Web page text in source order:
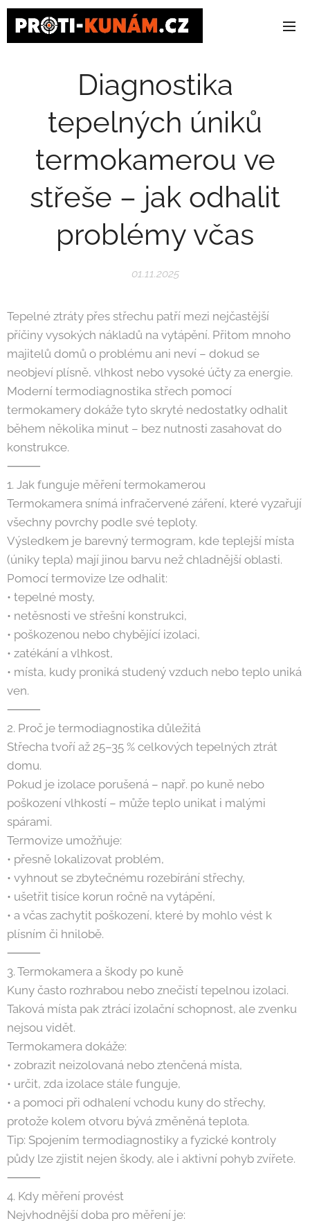
Diagnostika
tepelných úniků
termokamerou ve
střeše – jak odhalit
problémy včas
01.11.2025
Tepelné ztráty přes střechu patří mezi nejčastější
příčiny vysokých nákladů na vytápění. Přitom mnoho
majitelů domů o problému ani neví – dokud se
neobjeví plísně, vlhkost nebo vysoké účty za energie.
Moderní termodiagnostika střech pomocí
termokamery dokáže tyto skryté nedostatky odhalit
během několika minut – bez nutnosti zasahovat do
konstrukce.
⸻
1. Jak funguje měření termokamerou
Termokamera snímá infračervené záření, které vyzařují
všechny povrchy podle své teploty.
Výsledkem je barevný termogram, kde teplejší místa
(úniky tepla) mají jinou barvu než chladnější oblasti.
Pomocí termovize lze odhalit:
• tepelné mosty,
• netěsnosti ve střešní konstrukci,
• poškozenou nebo chybějící izolaci,
• zatékání a vlhkost,
• místa, kudy proniká studený vzduch nebo teplo uniká
ven.
⸻
2. Proč je termodiagnostika důležitá
Střecha tvoří až 25–35 % celkových tepelných ztrát
domu.
Pokud je izolace porušená – např. po kuně nebo
poškození vlhkostí – může teplo unikat i malými
spárami.
Termovize umožňuje:
• přesně lokalizovat problém,
• vyhnout se zbytečnému rozebírání střechy,
• ušetřit tisíce korun ročně na vytápění,
• a včas zachytit poškození, které by mohlo vést k
plísním či hnilobě.
⸻
3. Termokamera a škody po kuně
Kuny často rozhrabou nebo znečistí tepelnou izolaci.
Taková místa pak ztrácí izolační schopnost, ale zvenku
nejsou vidět.
Termokamera dokáže:
• zobrazit neizolovaná nebo ztenčená místa,
• určit, zda izolace stále funguje,
• a pomoci při odhalení vchodu kuny do střechy,
protože kolem otvoru bývá změněná teplota.
Tip: Spojením termodiagnostiky a fyzické kontroly
půdy lze zjistit nejen škody, ale i aktivní pohyb zvířete.
⸻
4. Kdy měření provést
Nejvhodnější doba pro měření je: